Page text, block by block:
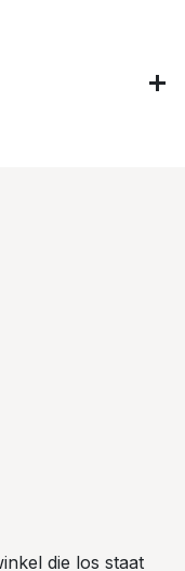
die los staat